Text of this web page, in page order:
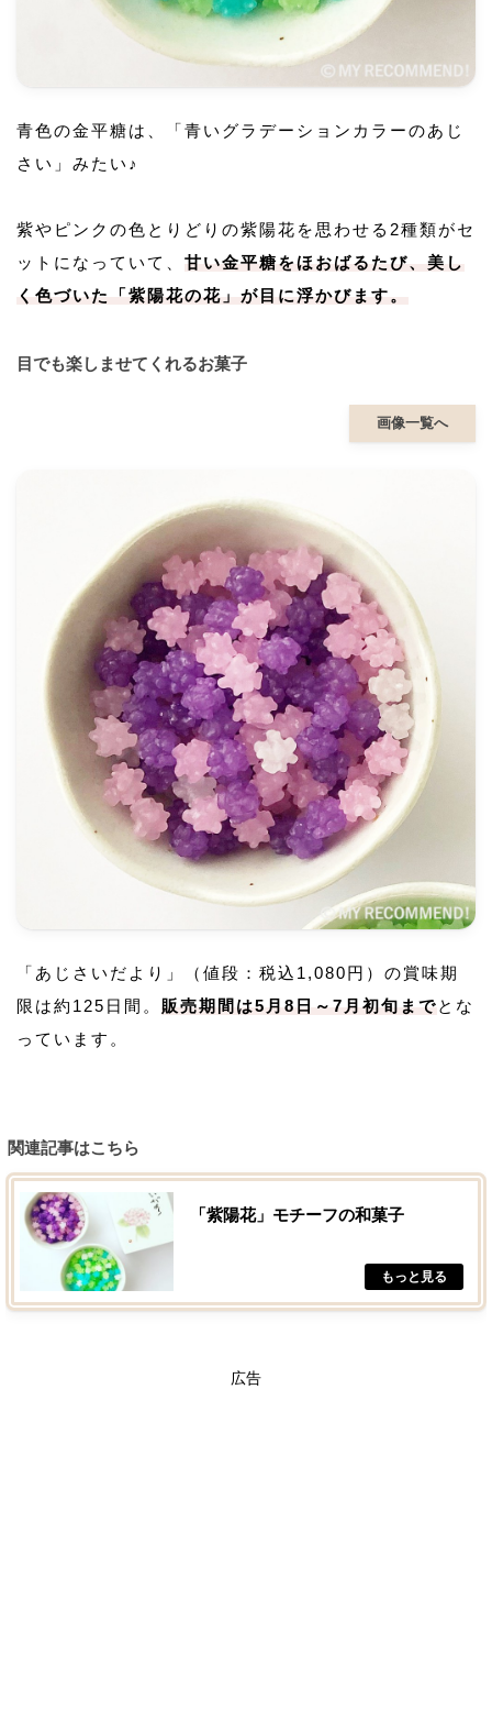
青色の金平糖は、「青いグラデーションカラーのあじ
さい」みたい♪
紫やピンクの色とりどりの紫陽花を思わせる2種類がセ
ットになっていて、 甘い金平糖をほおばるたび、美し
く色づいた「紫陽花の花」が目に浮かびます。
目でも楽しませてくれるお菓子
画像一覧へ
「あじさいだより」（値段：税込1,080円）の賞味期
限は約125日間。 販売期間は5月8日～7月初旬までとな
っています。
関連記事はこちら
「紫陽花」モチーフの和菓子
広告